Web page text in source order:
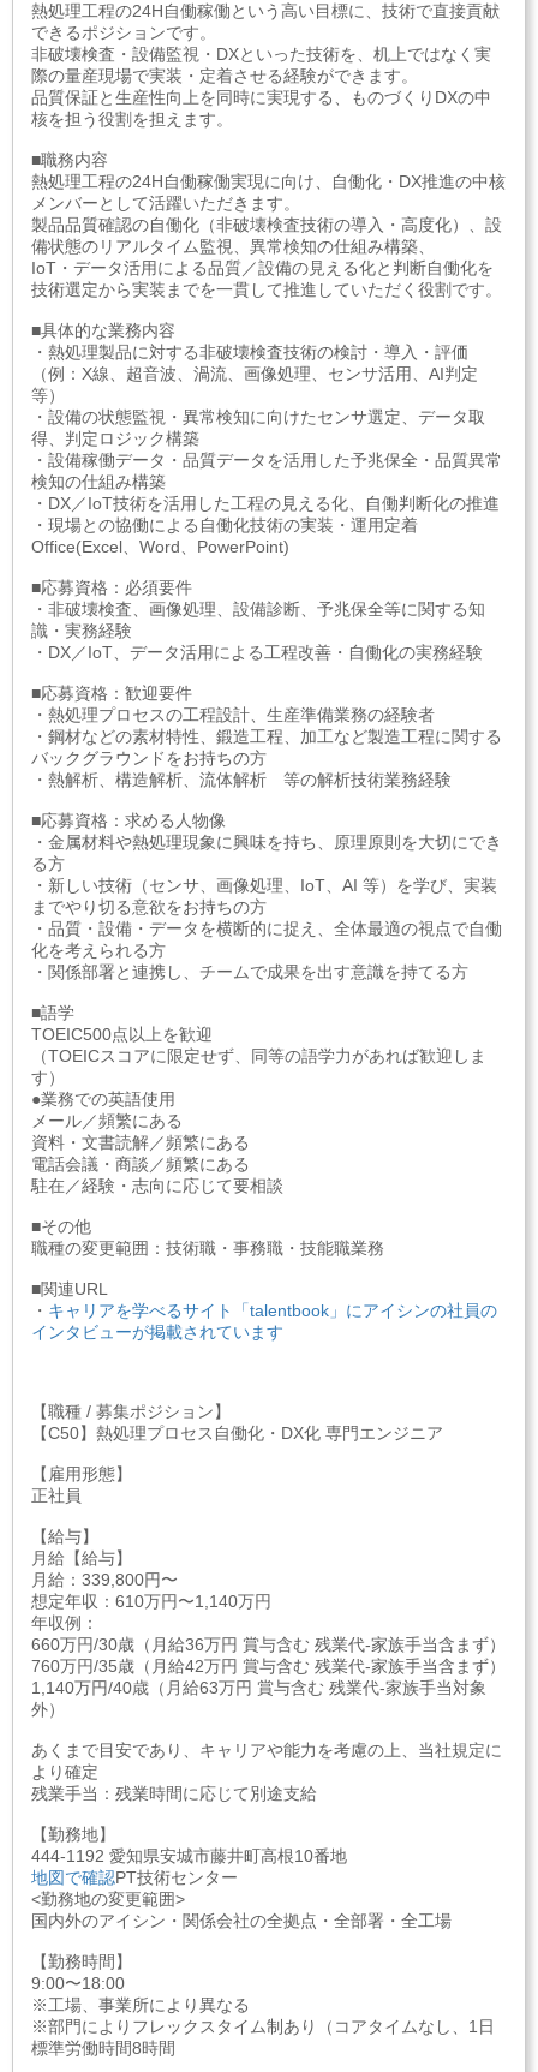
熱処理工程の24H自働稼働という高い目標に、技術で直接貢献
できるポジションです。
非破壊検査・設備監視・DXといった技術を、机上ではなく実
際の量産現場で実装・定着させる経験ができます。
品質保証と生産性向上を同時に実現する、ものづくりDXの中
核を担う役割を担えます。
■職務内容
熱処理工程の24H自働稼働実現に向け、自働化・DX推進の中核
メンバーとして活躍いただきます。
製品品質確認の自働化（非破壊検査技術の導入・高度化）、設
備状態のリアルタイム監視、異常検知の仕組み構築、
IoT・データ活用による品質／設備の見える化と判断自働化を
技術選定から実装までを一貫して推進していただく役割です。
■具体的な業務内容
・熱処理製品に対する非破壊検査技術の検討・導入・評価
（例：X線、超音波、渦流、画像処理、センサ活用、AI判定
等）
・設備の状態監視・異常検知に向けたセンサ選定、データ取
得、判定ロジック構築
・設備稼働データ・品質データを活用した予兆保全・品質異常
検知の仕組み構築
・DX／IoT技術を活用した工程の見える化、自働判断化の推進
・現場との協働による自働化技術の実装・運用定着
Office(Excel、Word、PowerPoint)
■応募資格：必須要件
・非破壊検査、画像処理、設備診断、予兆保全等に関する知
識・実務経験
・DX／IoT、データ活用による工程改善・自働化の実務経験
■応募資格：歓迎要件
・熱処理プロセスの工程設計、生産準備業務の経験者
・鋼材などの素材特性、鍛造工程、加工など製造工程に関する
バックグラウンドをお持ちの方
・熱解析、構造解析、流体解析 等の解析技術業務経験
■応募資格：求める人物像
・金属材料や熱処理現象に興味を持ち、原理原則を大切にでき
る方
・新しい技術（センサ、画像処理、IoT、AI 等）を学び、実装
までやり切る意欲をお持ちの方
・品質・設備・データを横断的に捉え、全体最適の視点で自働
化を考えられる方
・関係部署と連携し、チームで成果を出す意識を持てる方
■語学
TOEIC500点以上を歓迎
（TOEICスコアに限定せず、同等の語学力があれば歓迎しま
す）
●業務での英語使用
メール／頻繁にある
資料・文書読解／頻繁にある
電話会議・商談／頻繁にある
駐在／経験・志向に応じて要相談
■その他
職種の変更範囲：技術職・事務職・技能職業務
■関連URL
・ キャリアを学べるサイト「talentbook」にアイシンの社員の
インタビューが掲載されています
【職種 / 募集ポジション】
【C50】熱処理プロセス自働化・DX化 専門エンジニア
【雇用形態】
正社員
【給与】
月給【給与】
月給：339,800円〜
想定年収：610万円〜1,140万円
年収例：
660万円/30歳（月給36万円 賞与含む 残業代-家族手当含まず）
760万円/35歳（月給42万円 賞与含む 残業代-家族手当含まず）
1,140万円/40歳（月給63万円 賞与含む 残業代-家族手当対象
外）
あくまで目安であり、キャリアや能力を考慮の上、当社規定に
より確定
残業手当：残業時間に応じて別途支給
【勤務地】
444-1192 愛知県安城市藤井町高根10番地
地図で確認PT技術センター
<勤務地の変更範囲>
国内外のアイシン・関係会社の全拠点・全部署・全工場
【勤務時間】
9:00〜18:00
※工場、事業所により異なる
※部門によりフレックスタイム制あり（コアタイムなし、1日
標準労働時間8時間